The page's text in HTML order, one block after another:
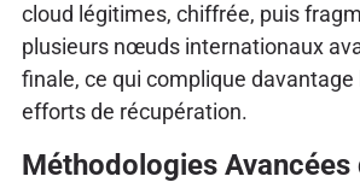
cloud légitimes, chiffrée, puis
plusieurs nœuds internationaux
finale, ce qui complique
efforts de récupération.
Méthodologies Avancées